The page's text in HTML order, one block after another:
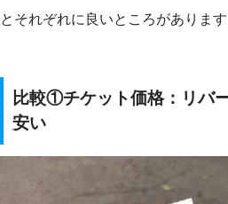
とそれぞれに良いところがあります
比較①チケット価格：リバ
安い